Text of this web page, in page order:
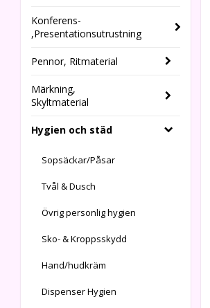
Konferens-
,Presentationsutrustning
Pennor, Ritmaterial
Märkning,
Skyltmaterial
Hygien och städ
Sopsäckar/Påsar
Tvål & Dusch
Övrig personlig hygien
Sko- & Kroppsskydd
Hand/hudkräm
Dispenser Hygien